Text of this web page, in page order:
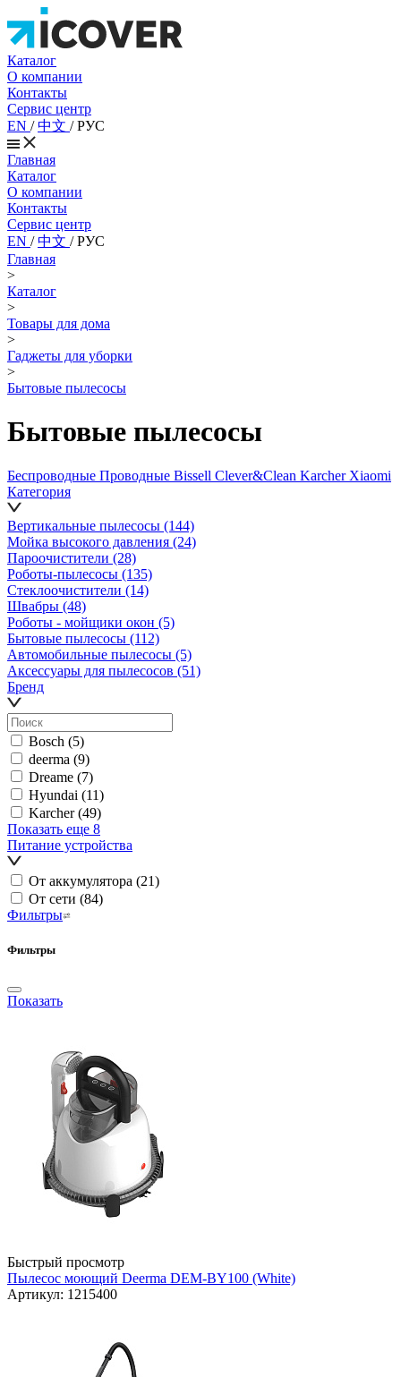
Каталог
О компании
Контакты
Сервис центр
EN /中文 /РУС
Главная
Каталог
О компании
Контакты
Сервис центр
EN /中文 /РУС
Главная
>
Каталог
>
Товары для дома
>
Гаджеты для уборки
>
Бытовые пылесосы
Бытовые пылесосы
Беспроводные Проводные Bissell Clever&Clean Karcher Xiaomi
Категория
Вертикальные пылесосы (144)
Мойка высокого давления (24)
Пароочистители (28)
Роботы-пылесосы (135)
Стеклоочистители (14)
Швабры (48)
Роботы - мойщики окон (5)
Бытовые пылесосы (112)
Автомобильные пылесосы (5)
Аксессуары для пылесосов (51)
Бренд
Bosch (5)
deerma (9)
Dreame (7)
Hyundai (11)
Karcher (49)
Показать еще 8
Питание устройства
От аккумулятора (21)
От сети (84)
Фильтры
Фильтры
Показать
Быстрый просмотр
Пылесос моющий Deerma DEM-BY100 (White)
Артикул: 1215400